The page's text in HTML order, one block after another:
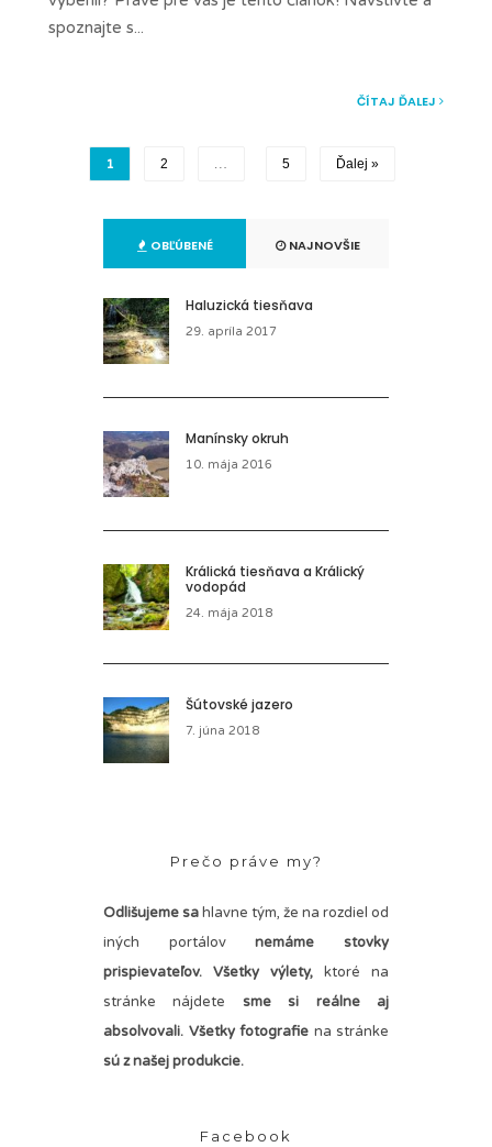
spoznajte s...
ČÍTAJ ĎALEJ
1 2 … 5 Ďalej »
OBĽÚBENÉ NAJNOVŠIE
Haluzická tiesňava
29. apríla 2017
Manínsky okruh
10. mája 2016
Králická tiesňava a Králický
vodopád
24. mája 2018
Šútovské jazero
7. júna 2018
Prečo práve my?
Odlišujeme sahlavne tým, že na rozdiel od
iných portálovnemáme stovky
prispievateľov. Všetky výlety, ktoré na
stránke nájdete sme si reálne aj
absolvovali. Všetky fotografie na stránke
sú z našej produkcie.
Facebook